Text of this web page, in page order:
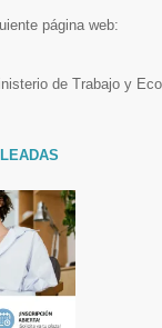
página web:
de Trabajo y